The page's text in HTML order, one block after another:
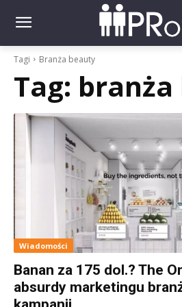
Tagi Branża beauty
Tag:
Wiadomości
Banan za 175 dol.? The
absurdy marketingu